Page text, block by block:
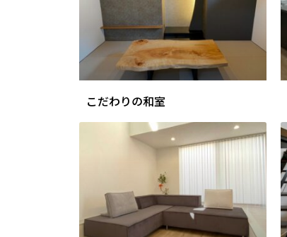
こだわりの和室